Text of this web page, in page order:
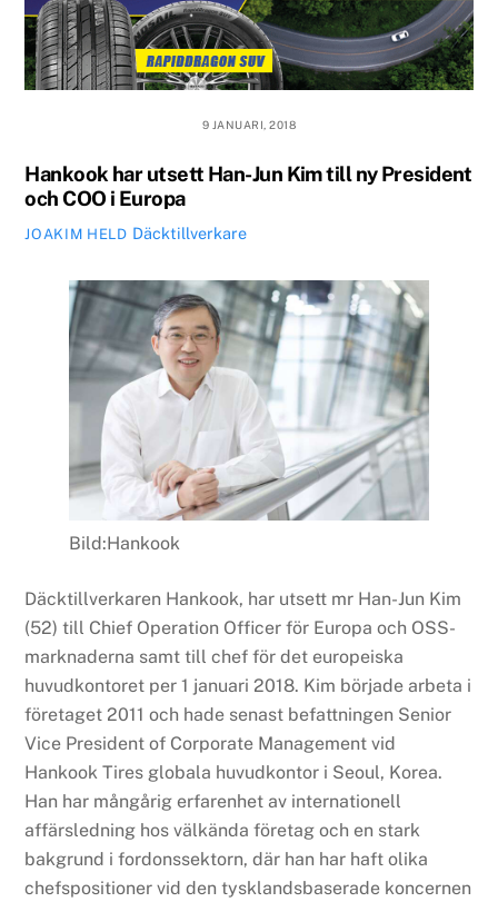
9 JANUARI, 2018
Hankook har utsett Han-Jun Kim till ny President
och COO i Europa
JOAKIM HELD Däcktillverkare
Bild:Hankook
Däcktillverkaren Hankook, har utsett mr Han-Jun Kim
(52) till Chief Operation Officer för Europa och OSS-
marknaderna samt till chef för det europeiska
huvudkontoret per 1 januari 2018. Kim började arbeta i
företaget 2011 och hade senast befattningen Senior
Vice President of Corporate Management vid
Hankook Tires globala huvudkontor i Seoul, Korea.
Han har mångårig erfarenhet av internationell
affärsledning hos välkända företag och en stark
bakgrund i fordonssektorn, där han har haft olika
chefspositioner vid den tysklandsbaserade koncernen